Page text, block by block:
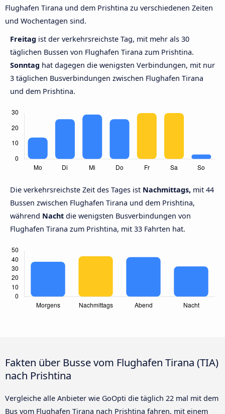
Flughafen Tirana und dem Prishtina zu verschiedenen Zeiten
und Wochentagen sind.
Freitag ist der verkehrsreichste Tag, mit mehr als 30
täglichen Bussen von Flughafen Tirana zum Prishtina.
Sonntag hat dagegen die wenigsten Verbindungen, mit nur
3 täglichen Busverbindungen zwischen Flughafen Tirana
und dem Prishtina.
Die verkehrsreichste Zeit des Tages ist Nachmittags, mit 44
Bussen zwischen Flughafen Tirana und dem Prishtina,
während Nacht die wenigsten Busverbindungen von
Flughafen Tirana zum Prishtina, mit 33 Fahrten hat.
Fakten über Busse vom Flughafen Tirana (TIA)
nach Prishtina
Vergleiche alle Anbieter wie GoOpti die täglich 22 mal mit dem
Bus vom Flughafen Tirana nach Prishtina fahren, mit einem